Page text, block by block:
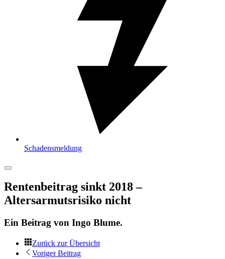
Schadensmeldung
Rentenbeitrag sinkt 2018 –
Altersarmutsrisiko nicht
Ein Beitrag von Ingo Blume.
Zurück zur Übersicht
Voriger Beitrag